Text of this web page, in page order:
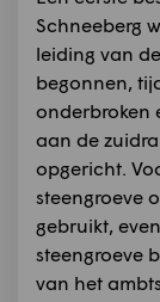
Schneeberg
leiding van
begonnen,
onderbroken
aan de
opgericht.
steengroeve
gebruikt,
steengroeve
van het